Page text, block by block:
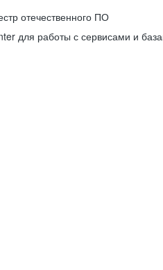
отечественного ПО
для работы с сервисами и